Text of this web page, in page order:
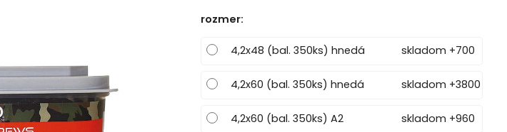
rozmer:
4,2x48 (bal. 350ks) hnedá skladom +700
4,2x60 (bal. 350ks) hnedá skladom +3800
4,2x60 (bal. 350ks) A2 skladom +960